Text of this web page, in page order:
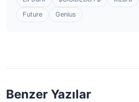
Future
Genius
Benzer Yazılar